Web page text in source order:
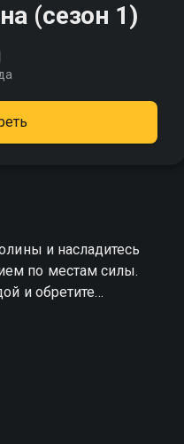
(сезон 1)
и насладитесь
по местам силы.
и обретите
Золотая Долина
в хорошем HD